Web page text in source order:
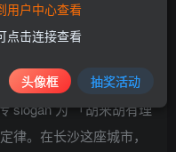
有「果粉」连夜进行
迎程度。
为 「胡来胡有理
律。在长沙这座城市，
用户中心查看
点击连接查看
头像框 抽奖活动